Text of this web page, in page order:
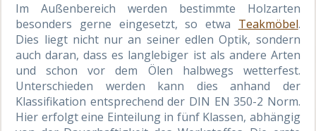
Im Außenbereich werden bestimmte Holzarten
besonders gerne eingesetzt, so etwa Teakmöbel.
Dies liegt nicht nur an seiner edlen Optik, sondern
auch daran, dass es langlebiger ist als andere Arten
und schon vor dem Ölen halbwegs wetterfest.
Unterschieden werden kann dies anhand der
Klassifikation entsprechend der DIN EN 350-2 Norm.
Hier erfolgt eine Einteilung in fünf Klassen, abhängig